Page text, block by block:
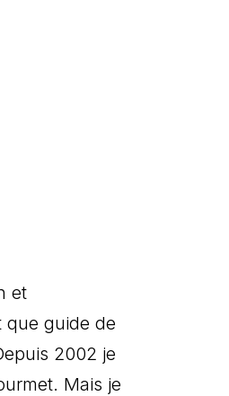
et
que guide de
2002 je
Mais je